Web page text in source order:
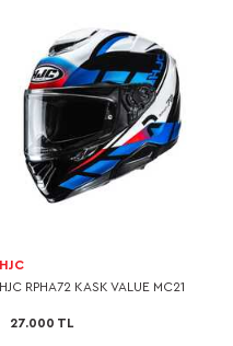
HJC
HJC RPHA72 KASK VALUE MC21
27.000 TL